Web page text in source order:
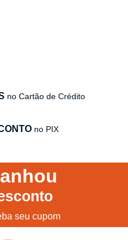
no Cartão de Crédito
no PIX
seu cupom